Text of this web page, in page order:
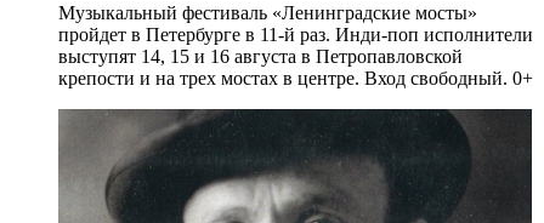
Музыкальный фестиваль «Ленинградские мосты»
пройдет в Петербурге в 11-й раз. Инди-поп исполнители
выступят 14, 15 и 16 августа в Петропавловской
крепости и на трех мостах в центре. Вход свободный. 0+